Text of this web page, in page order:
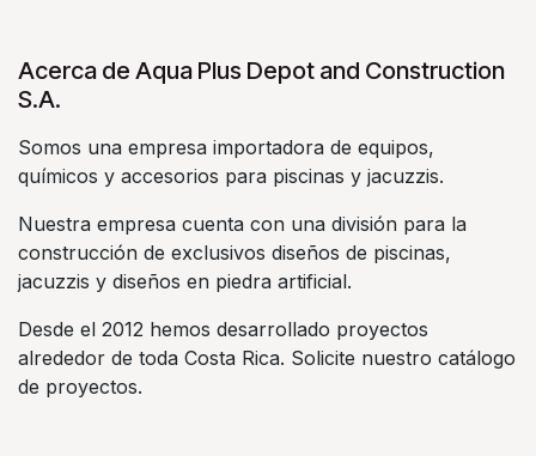
Acerca de Aqua Plus Depot and Construction
S.A.
Somos una empresa importadora de equipos,
químicos y accesorios para piscinas y jacuzzis.
Nuestra empresa cuenta con una división para la
construcción de exclusivos diseños de piscinas,
jacuzzis y diseños en piedra artificial.
Desde el 2012 hemos desarrollado proyectos
alrededor de toda Costa Rica. Solicite nuestro catálogo
de proyectos.